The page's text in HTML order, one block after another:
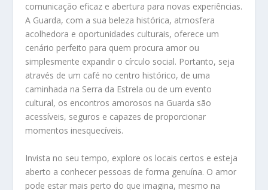
comunicação eficaz e abertura para novas experiências.
A Guarda, com a sua beleza histórica, atmosfera
acolhedora e oportunidades culturais, oferece um
cenário perfeito para quem procura amor ou
simplesmente expandir o círculo social. Portanto, seja
através de um café no centro histórico, de uma
caminhada na Serra da Estrela ou de um evento
cultural, os encontros amorosos na Guarda são
acessíveis, seguros e capazes de proporcionar
momentos inesquecíveis.
Invista no seu tempo, explore os locais certos e esteja
aberto a conhecer pessoas de forma genuína. O amor
pode estar mais perto do que imagina, mesmo na